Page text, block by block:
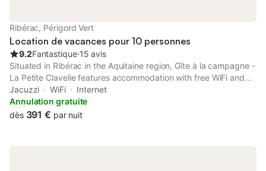
Ribérac, Périgord Vert
Location de vacances pour 10 personnes
9.2Fantastique⋅15 avis
Situated in Ribérac in the Aquitaine region, Gîte à la campagne -
La Petite Clavelie features accommodation with free WiFi and
free private parking, as well as access to a sauna.
Jacuzzi WiFi
Internet
Annulation gratuite
dès 391 € par nuit